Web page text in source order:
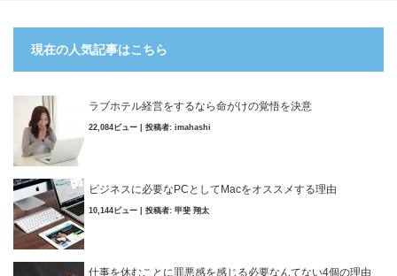
現在の人気記事はこちら
ラブホテル経営をするなら命がけの覚悟を決意
22,084ビュー 投稿者: imahashi
ビジネスに必要なPCとしてMacをオススメする理由
10,144ビュー 投稿者: 甲斐 翔太
仕事を休むことに罪悪感を感じる必要なんてない4個の理由